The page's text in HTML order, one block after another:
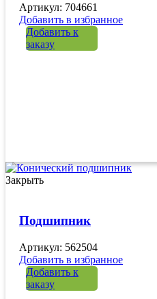
Артикул: 704661
Добавить в избранное
Добавить к
заказу
Закрыть
Подшипник
Артикул: 562504
Добавить в избранное
Добавить к
заказу